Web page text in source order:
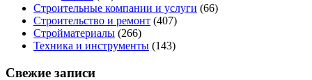
Строительные компании и услуги (66)
Строительство и ремонт (407)
Стройматериалы (266)
Техника и инструменты (143)
Свежие записи